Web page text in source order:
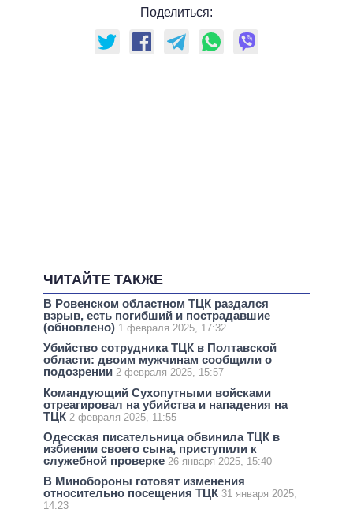
Поделиться:
ЧИТАЙТЕ ТАКЖЕ
В Ровенском областном ТЦК раздался
взрыв, есть погибший и пострадавшие
(обновлено) 1 февраля 2025, 17:32
Убийство сотрудника ТЦК в Полтавской
области: двоим мужчинам сообщили о
подозрении 2 февраля 2025, 15:57
Командующий Сухопутными войсками
отреагировал на убийства и нападения на
ТЦК 2 февраля 2025, 11:55
Одесская писательница обвинила ТЦК в
избиении своего сына, приступили к
служебной проверке 26 января 2025, 15:40
В Минобороны готовят изменения
относительно посещения ТЦК 31 января 2025,
14:23